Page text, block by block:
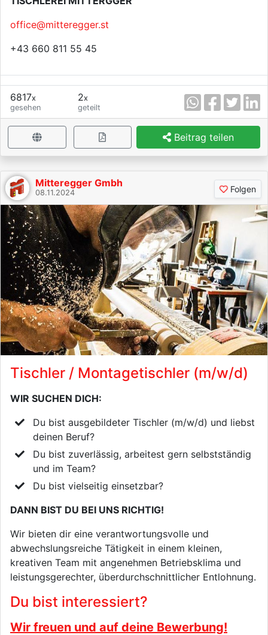
office@mitteregger.st
+43 660 811 55 45
6817x
gesehen
2x
geteilt
Beitrag teilen
Mitteregger Gmbh
08.11.2024 Folgen
Tischler / Montagetischler (m/w/d)
WIR SUCHEN DICH:
Du bist ausgebildeter Tischler (m/w/d) und liebst
deinen Beruf?
Du bist zuverlässig, arbeitest gern selbstständig
und im Team?
Du bist vielseitig einsetzbar?
DANN BIST DU BEI UNS RICHTIG!
Wir bieten dir eine verantwortungsvolle und
abwechslungsreiche Tätigkeit in einem kleinen,
kreativen Team mit angenehmen Betriebsklima und
leistungsgerechter, überdurchschnittlicher Entlohnung.
Du bist interessiert?
Wir freuen und auf deine Bewerbung!